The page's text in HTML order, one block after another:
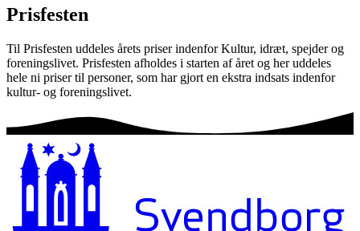
Prisfesten
Til Prisfesten uddeles årets priser indenfor Kultur, idræt, spejder og
foreningslivet. Prisfesten afholdes i starten af året og her uddeles
hele ni priser til personer, som har gjort en ekstra indsats indenfor
kultur- og foreningslivet.